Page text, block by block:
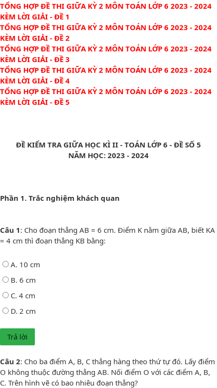
TỔNG HỢP ĐỀ THI GIỮA KỲ 2 MÔN TOÁN LỚP 6 2023 - 2024
KÈM LỜI GIẢI - ĐỀ 1
TỔNG HỢP ĐỀ THI GIỮA KỲ 2 MÔN TOÁN LỚP 6 2023 - 2024
KÈM LỜI GIẢI - ĐỀ 2
TỔNG HỢP ĐỀ THI GIỮA KỲ 2 MÔN TOÁN LỚP 6 2023 - 2024
KÈM LỜI GIẢI - ĐỀ 3
TỔNG HỢP ĐỀ THI GIỮA KỲ 2 MÔN TOÁN LỚP 6 2023 - 2024
KÈM LỜI GIẢI - ĐỀ 4
TỔNG HỢP ĐỀ THI GIỮA KỲ 2 MÔN TOÁN LỚP 6 2023 - 2024
KÈM LỜI GIẢI - ĐỀ 5
ĐỀ KIỂM TRA GIỮA HỌC KÌ II - TOÁN LỚP 6 - ĐỀ SỐ 5
NĂM HỌC: 2023 - 2024
Phần 1. Trắc nghiệm khách quan
Câu 1: Cho đoạn thẳng AB = 6 cm. Điểm K nằm giữa AB, biết KA
= 4 cm thì đoạn thẳng KB bằng:
A. 10 cm
B. 6 cm
C. 4 cm
D. 2 cm
Câu 2: Cho ba điểm A, B, C thẳng hàng theo thứ tự đó. Lấy điểm
O không thuộc đường thẳng AB. Nối điểm O với các điểm A, B,
C. Trên hình vẽ có bao nhiêu đoạn thẳng?